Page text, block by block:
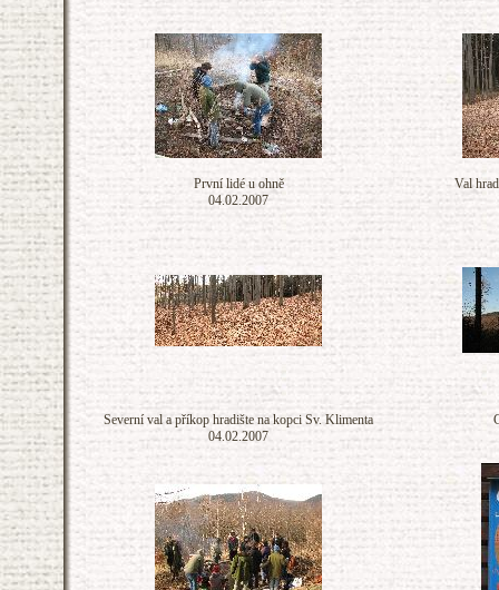
První lidé u ohně
04.02.2007
Val
Severní val a příkop hradište na kopci Sv. Klimenta
04.02.2007